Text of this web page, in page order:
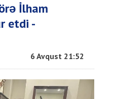
İlham
etdi -
6 Avqust 21:52